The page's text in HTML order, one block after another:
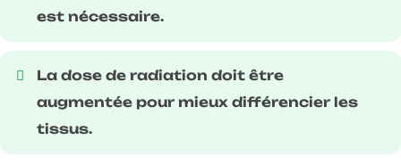
est nécessaire.
La dose de radiation doit être
augmentée pour mieux différencier les
tissus.